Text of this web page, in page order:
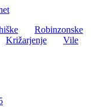
Robinzonske
Križarjenje
Vile